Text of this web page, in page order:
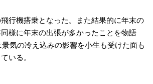
行機搭乗となった。また結果的に年末の
様に年末の出張が多かったことを物語
気の冷え込みの影響を小生も受けた面も
いる。